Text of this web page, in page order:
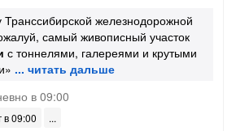
Транссибирской железнодорожной
самый живописный участок
с тоннелями, галереями и крутыми
в 09:00
в 09:00